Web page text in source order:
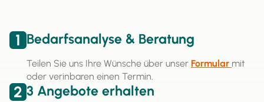
1 Bedarfsanalyse & Beratung
Teilen Sie uns Ihre Wünsche über unser Formular mit
oder verinbaren einen Termin.
2 3 Angebote erhalten